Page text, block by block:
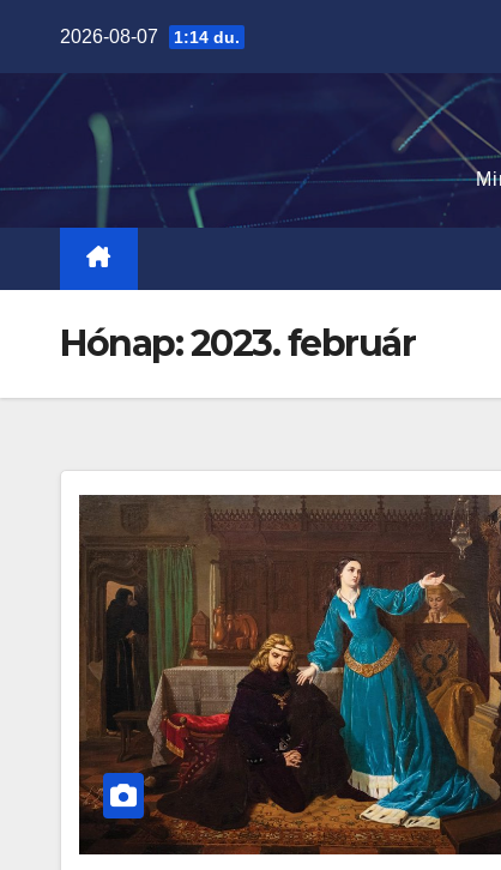
content
2026-08-07 1:14 du.
Hónap:2023. február